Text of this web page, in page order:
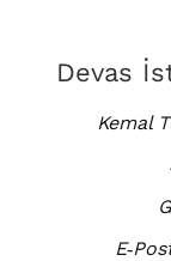
Devas
Kemal